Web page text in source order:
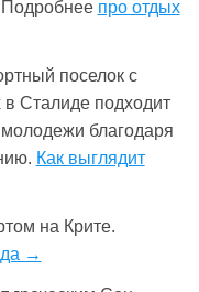
про отдых
поселок с
Сталиде подходит
благодаря
Как выглядит
на Крите.
→